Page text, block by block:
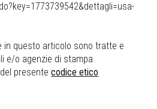
in questo articolo sono tratte e
e/o agenzie di stampa
presentecodice etico